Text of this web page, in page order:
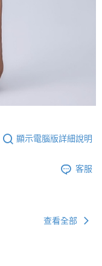
顯示電腦版詳細說明
客服
查看全部